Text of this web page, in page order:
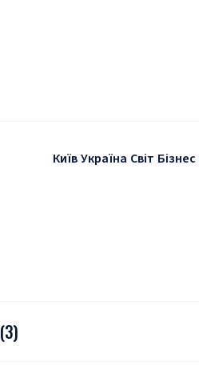
КиївУкраїна Світ Бізнес
(3)